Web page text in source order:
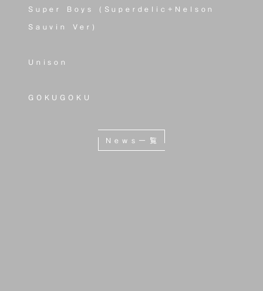
Super Boys (Superdelic+Nelson
Sauvin Ver)
Unison
GOKUGOKU
News一覧